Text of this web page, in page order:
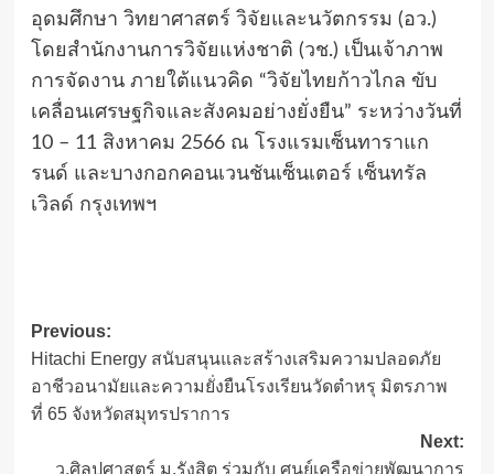
อุดมศึกษา วิทยาศาสตร์ วิจัยและนวัตกรรม (อว.)
โดยสำนักงานการวิจัยแห่งชาติ (วช.) เป็นเจ้าภาพ
การจัดงาน ภายใต้แนวคิด “วิจัยไทยก้าวไกล ขับ
เคลื่อนเศรษฐกิจและสังคมอย่างยั่งยืน” ระหว่างวันที่
10 – 11 สิงหาคม 2566 ณ โรงแรมเซ็นทาราแก
รนด์ และบางกอกคอนเวนชันเซ็นเตอร์ เซ็นทรัล
เวิลด์ กรุงเทพฯ
Post
navigation
Previous:
Hitachi Energy สนับสนุนและสร้างเสริมความปลอดภัย
อาชีวอนามัยและความยั่งยืนโรงเรียนวัดตำหรุ มิตรภาพ
ที่ 65 จังหวัดสมุทรปราการ
Next:
ว.ศิลปศาสตร์ ม.รังสิต ร่วมกับ ศูนย์เครือข่ายพัฒนาการ